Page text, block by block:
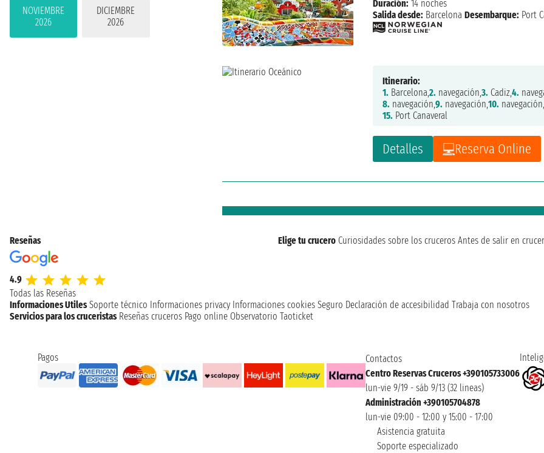
NOVIEMBRE
2026
DICIEMBRE
2026
Detalles Reserva Online
Duración: 14 noches
Salida desde: Barcelona Desembarque: Port
Itinerario:
1. Barcelona,2. navegación,3. Cadiz,4.
8. navegación,9. navegación,10.
15. Port Canaveral
Reseñas
4.9
Todas las Reseñas
Elige tu crucero Curiosidades sobre los cruceros Antes de salir en
Informaciones Utiles Soporte técnico Informaciones privacy Informaciones cookies Seguro Declaración de accesibilidad Trabaja con nosotros
Servicios para los cruceristas Reseñas cruceros Pago online Observatorio Taoticket
Pagos
Contactos
Centro Reservas Cruceros +390105733006
lun-vie 9/19 - sáb 9/13 (32 lineas)
Administración +390105704878
lun-vie 09:00 - 12:00 y 15:00 - 17:00
Asistencia gratuita
Soporte especializado